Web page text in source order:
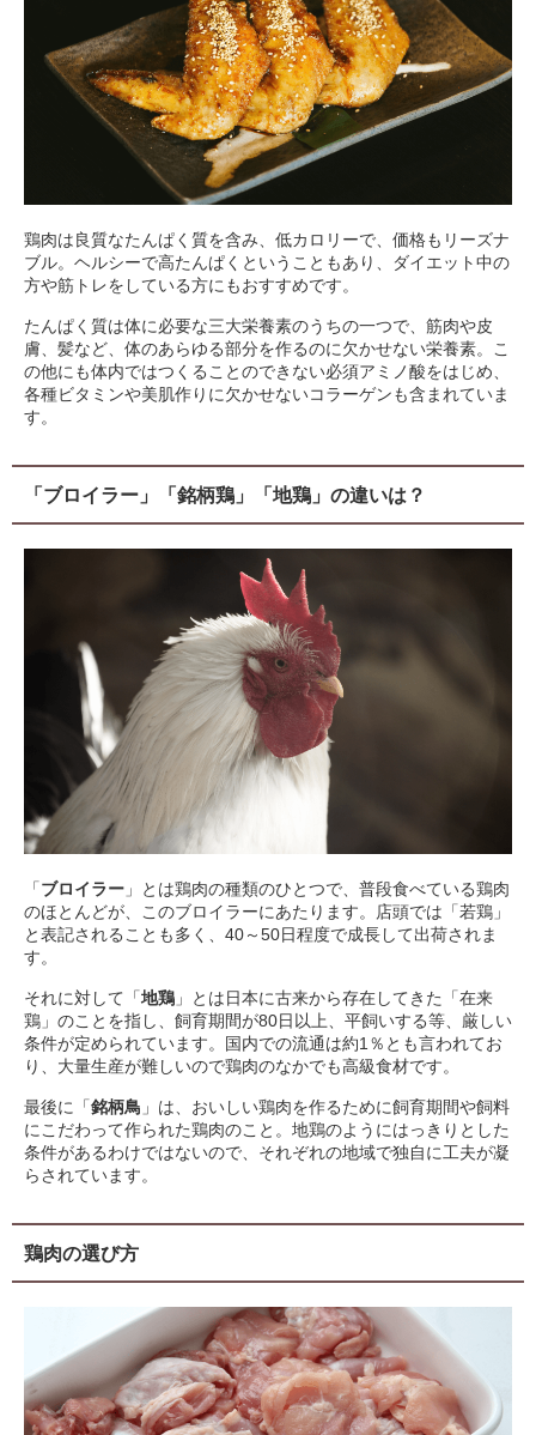
鶏肉は良質なたんぱく質を含み、低カロリーで、価格もリーズナ
ブル。ヘルシーで高たんぱくということもあり、ダイエット中の
方や筋トレをしている方にもおすすめです。
たんぱく質は体に必要な三大栄養素のうちの一つで、筋肉や皮
膚、髪など、体のあらゆる部分を作るのに欠かせない栄養素。こ
の他にも体内ではつくることのできない必須アミノ酸をはじめ、
各種ビタミンや美肌作りに欠かせないコラーゲンも含まれていま
す。
「ブロイラー」「銘柄鶏」「地鶏」の違いは？
「ブロイラー 」とは鶏肉の種類のひとつで、普段食べている鶏肉
のほとんどが、このブロイラーにあたります。店頭では「若鶏」
と表記されることも多く、40～50日程度で成長して出荷されま
す。
それに対して「地鶏 」とは日本に古来から存在してきた「在来
鶏」のことを指し、飼育期間が80日以上、平飼いする等、厳しい
条件が定められています。国内での流通は約1％とも言われてお
り、大量生産が難しいので鶏肉のなかでも高級食材です。
最後に「銘柄鳥 」は、おいしい鶏肉を作るために飼育期間や飼料
にこだわって作られた鶏肉のこと。地鶏のようにはっきりとした
条件があるわけではないので、それぞれの地域で独自に工夫が凝
らされています。
鶏肉の選び方